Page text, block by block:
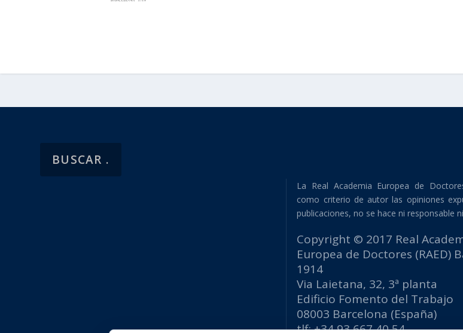
La Real Academia Europea de
como criterio de autor las opiniones
publicaciones, no se hace ni responsable
Copyright © 2017 Real
Europea de Doctores (RAED)
1914
Via Laietana, 32, 3ª planta
Edificio Fomento del Trabajo
08003 Barcelona (España)
tlf: +34 93 667 40 54